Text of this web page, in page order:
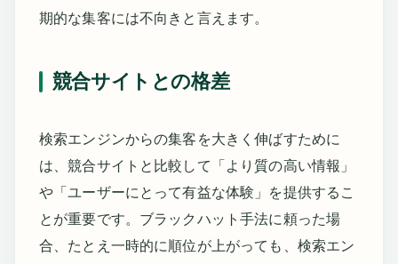
期的な集客には不向きと言えます。
競合サイトとの格差
検索エンジンからの集客を大きく伸ばすために
は、競合サイトと比較して「より質の高い情報」
や「ユーザーにとって有益な体験」を提供するこ
とが重要です。ブラックハット手法に頼った場
合、たとえ一時的に順位が上がっても、検索エン